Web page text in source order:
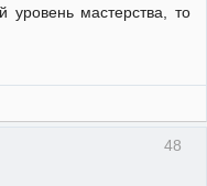
уровень мастерства, то
48